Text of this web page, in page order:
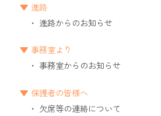
進路
進路からのお知らせ
事務室より
事務室からのお知らせ
保護者の皆様へ
欠席等の連絡について